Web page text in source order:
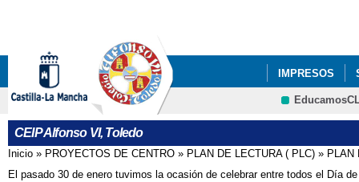
IMPRESOS
ESCUELA DE
CEIP Alfonso VI, Toledo
Se encuentra usted aquí
Inicio » PROYECTOS DE CENTRO » PLAN DE LECTURA ( PLC) » PLAN
El pasado 30 de enero tuvimos la ocasión de celebrar entre todos el Día